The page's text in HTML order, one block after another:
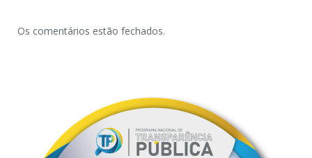
Os comentários estão fechados.